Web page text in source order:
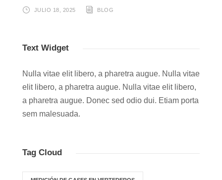
JULIO 18, 2025 BLOG
Text Widget
Nulla vitae elit libero, a pharetra augue. Nulla vitae
elit libero, a pharetra augue. Nulla vitae elit libero,
a pharetra augue. Donec sed odio dui. Etiam porta
sem malesuada.
Tag Cloud